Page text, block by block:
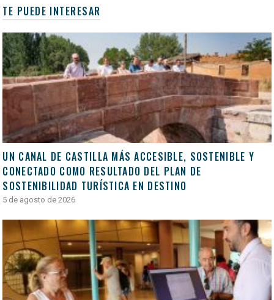
TE PUEDE INTERESAR
UN CANAL DE CASTILLA MÁS ACCESIBLE, SOSTENIBLE Y
CONECTADO COMO RESULTADO DEL PLAN DE
SOSTENIBILIDAD TURÍSTICA EN DESTINO
5 de agosto de 2026